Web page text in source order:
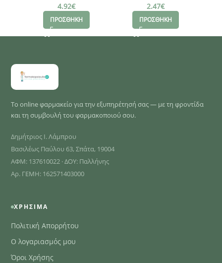
Απολυμαντικό Spray,
400ml
4.92€
ΠΡΟΣΘΗΚΗ
Wipes, 30τμχ
2.47€
ΠΡΟΣΘΗΚΗ
Το online φαρμακείο για την εξυπηρέτησή σας — με τη φροντίδα
και τη συμβουλή του φαρμακοποιού σου.
Δημήτριος Ι. Λάμπρου
Βασιλέως Παύλου 63, Σπάτα, 19004
ΑΦΜ: 137610022 · ΔΟΥ: Παλλήνης
Αρ. ΓΕΜΗ: 162571403000
ΧΡΉΣΙΜΑ
Πολιτική Απορρήτου
Ο λογαριασμός μου
Όροι Χρήσης